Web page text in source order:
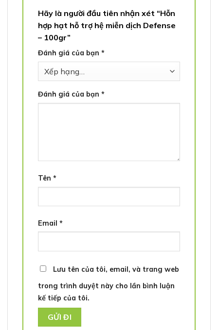
Hãy là người đầu tiên nhận xét “Hỗn
hợp hạt hỗ trợ hệ miễn dịch Defense
– 100gr”
Đánh giá của bạn *
Đánh giá của bạn *
Tên *
Email *
Lưu tên của tôi, email, và trang web
trong trình duyệt này cho lần bình luận
kế tiếp của tôi.